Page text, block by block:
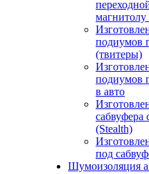
подиумов
(твитеры)
подиумов
в авто
сабвуфера
(Stealth)
под
Шумоизоляция